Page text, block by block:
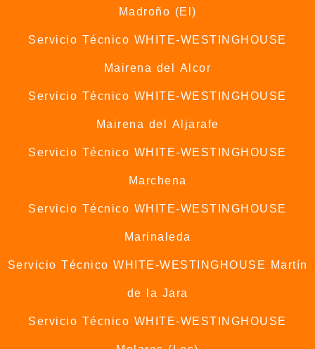
Madroño (El)
Servicio Técnico WHITE-WESTINGHOUSE
Mairena del Alcor
Servicio Técnico WHITE-WESTINGHOUSE
Mairena del Aljarafe
Servicio Técnico WHITE-WESTINGHOUSE
Marchena
Servicio Técnico WHITE-WESTINGHOUSE
Marinaleda
Servicio Técnico WHITE-WESTINGHOUSE Martín
de la Jara
Servicio Técnico WHITE-WESTINGHOUSE